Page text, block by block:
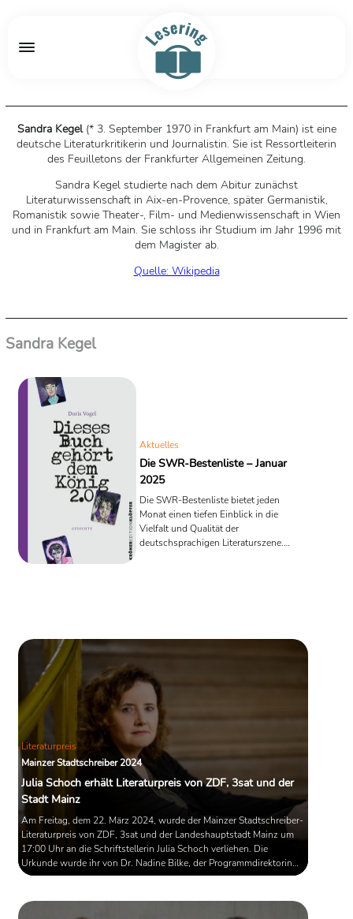
Sandra Kegel(* 3. September 1970 in Frankfurt am Main) ist eine
deutsche Literaturkritikerin und Journalistin. Sie ist Ressortleiterin
des Feuilletons der Frankfurter Allgemeinen Zeitung.
Sandra Kegel studierte nach dem Abitur zunächst
Literaturwissenschaft in Aix-en-Provence, später Germanistik,
Romanistik sowie Theater-, Film- und Medienwissenschaft in Wien
und in Frankfurt am Main. Sie schloss ihr Studium im Jahr 1996 mit
dem Magister ab.
Quelle: Wikipedia
Sandra Kegel
Aktuelles
Die SWR-Bestenliste – Januar
2025
Die SWR-Bestenliste bietet jeden
Monat einen tiefen Einblick in die
Vielfalt und Qualität der
deutschsprachigen Literaturszene.
die es wert sind, gelesen zu werden. Im
besonders hervorgestochen:
Literaturpreis
Mainzer Stadtschreiber 2024
Julia Schoch erhält Literaturpreis von ZDF, 3sat und der
Stadt Mainz
Am Freitag, dem 22. März 2024, wurde der Mainzer Stadtschreiber-
Literaturpreis von ZDF, 3sat und der Landeshauptstadt Mainz um
17:00 Uhr an die Schriftstellerin Julia Schoch verliehen. Die
Urkunde wurde ihr von Dr. Nadine Bilke, der Programmdirektorin
des ZDF, und Nino Haase, dem Oberbürgermeister der
Archäologie überreicht.